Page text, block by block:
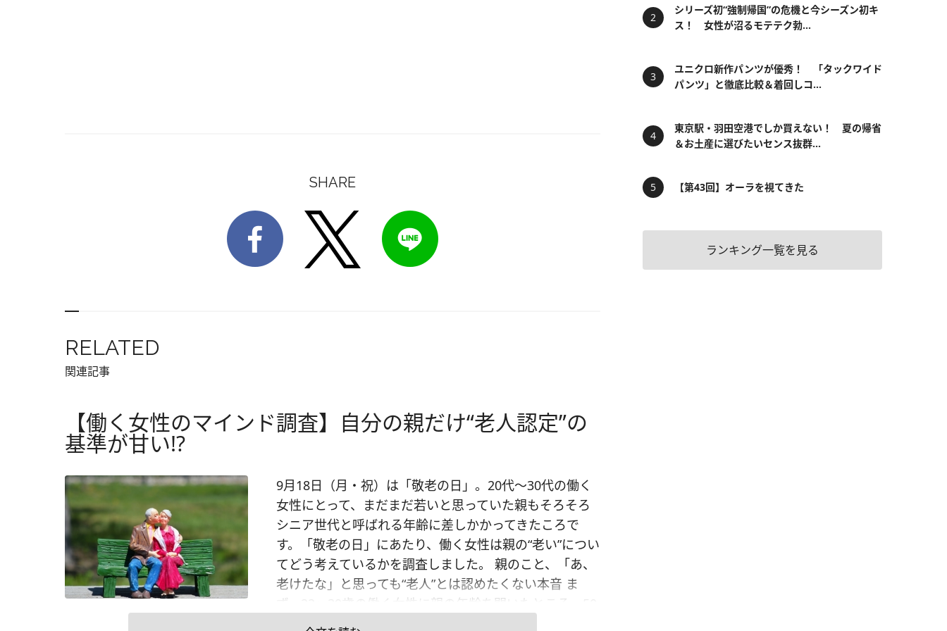
SHARE
RELATED
関連記事
【働く女性のマインド調査】自分の親だけ“老人認定”の
基準が甘い!?
9月18日（月・祝）は「敬老の日」。20代～30代の働く
女性にとって、まだまだ若いと思っていた親もそろそろ
シニア世代と呼ばれる年齢に差しかかってきたころで
す。「敬老の日」にあたり、働く女性は親の“老い”につい
てどう考えているかを調査しました。 親のこと、「あ、
老けたな」と思っても“老人”とは認めたくない本音 ま
ず、22～39歳の働く女性に親の年齢を聞いたところ、50
代後半～60歳前半に分布していました。「親を『老けた
シリーズ初“強制帰国”の危機と今シーズン初キ
ス！ 女性が沼るモテテク勃...
ユニクロ新作パンツが優秀！ 「タックワイド
パンツ」と徹底比較＆着回しコ...
東京駅・羽田空港でしか買えない！ 夏の帰省
＆お土産に選びたいセンス抜群...
【第43回】オーラを視てきた
ランキング一覧を見る